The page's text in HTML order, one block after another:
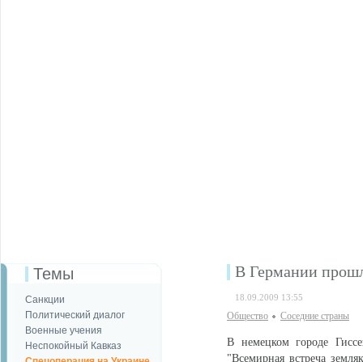
Темы
Санкции
Политический диалог
Военные учения
Неспокойный Кавказ
В Германии
18.09.2009 13:55
Общество Соседние страны
В немецком городе
"Всемирная встреча